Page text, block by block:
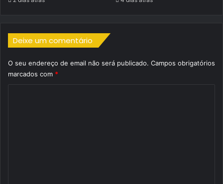
Deixe um comentário
O seu endereço de email não será publicado. Campos obrigatórios
marcados com *